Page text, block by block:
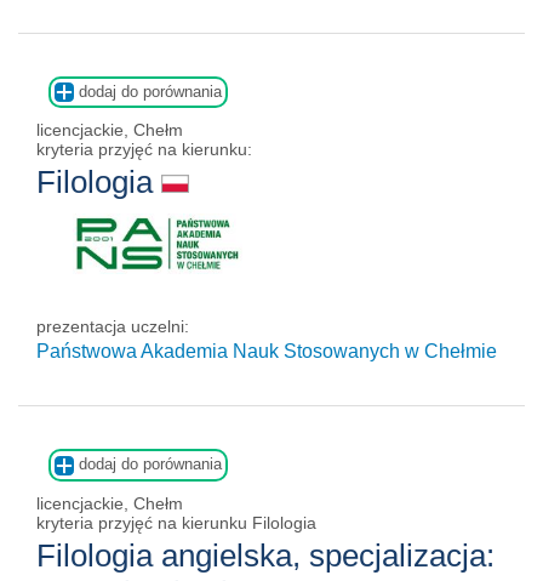
dodaj do porównania
licencjackie, Chełm
kryteria przyjęć na kierunku:
Filologia
prezentacja uczelni:
Państwowa Akademia Nauk Stosowanych w Chełmie
dodaj do porównania
licencjackie, Chełm
kryteria przyjęć na kierunku Filologia
Filologia angielska, specjalizacja: